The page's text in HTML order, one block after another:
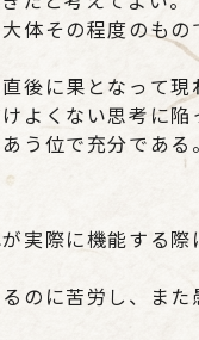
体その程度のも
後に果となって現
よくない思考に
う位で充分である。
実際に機能する
のに苦労し、ま